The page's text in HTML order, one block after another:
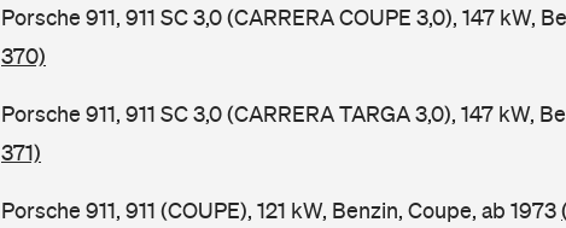
Porsche 911, 911 SC 3,0 (CARRERA COUPE 3,0), 147 kW,
370)
Porsche 911, 911 SC 3,0 (CARRERA TARGA 3,0), 147 kW,
371)
Porsche 911, 911 (COUPE), 121 kW, Benzin, Coupe, ab 1973